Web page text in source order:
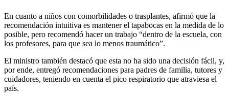
En cuanto a niños con comorbilidades o trasplantes, afirmó que la
recomendación intuitiva es mantener el tapabocas en la medida de lo
posible, pero recomendó hacer un trabajo “dentro de la escuela, con
los profesores, para que sea lo menos traumático”.
El ministro también destacó que esta no ha sido una decisión fácil, y,
por ende, entregó recomendaciones para padres de familia, tutores y
cuidadores, teniendo en cuenta el pico respiratorio que atraviesa el
país.